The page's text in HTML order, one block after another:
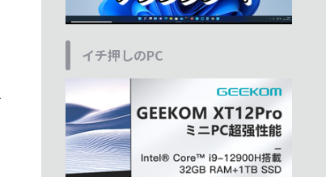
イチ押しのPC